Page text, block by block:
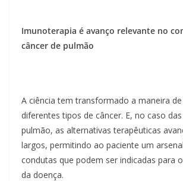
Imunoterapia é avanço relevante no
câncer de pulmão
A ciência tem transformado a maneira
diferentes tipos de câncer. E, no caso
pulmão, as alternativas terapêuticas
largos, permitindo ao paciente um
condutas que podem ser indicadas para
da doença.